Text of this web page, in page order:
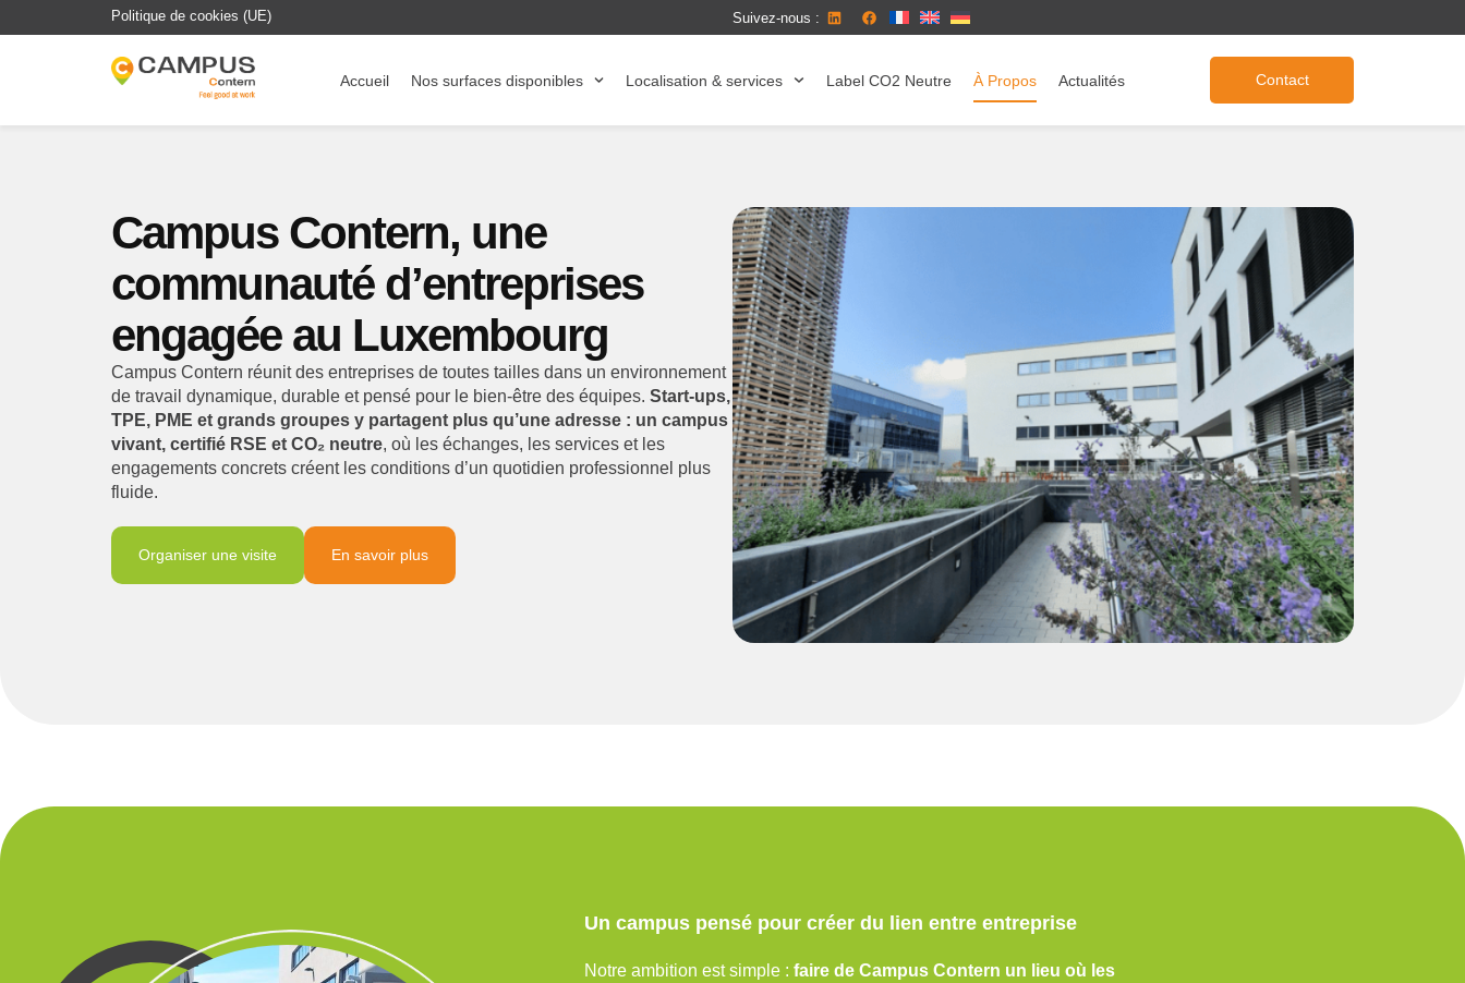
Politique de cookies (UE) Suivez-nous :
Accueil Nos surfaces disponibles Localisation & services Label CO2 Neutre À Propos Actualités Contact
Campus Contern, une
communauté d’entreprises
engagée au Luxembourg
Campus Contern réunit des entreprises de toutes tailles dans un environnement
de travail dynamique, durable et pensé pour le bien-être des équipes. Start-ups,
TPE, PME et grands groupes y partagent plus qu’une adresse : un campus
vivant, certifié RSE et CO₂ neutre, où les échanges, les services et les
engagements concrets créent les conditions d’un quotidien professionnel plus
fluide.
Organiser une visite En savoir plus
Un campus pensé pour créer du lien entre entreprise
Notre ambition est simple : faire de Campus Contern un lieu où les